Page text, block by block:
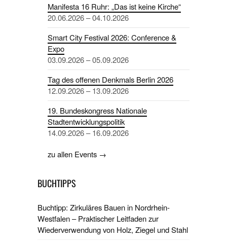
Manifesta 16 Ruhr: „Das ist keine Kirche“
20.06.2026 – 04.10.2026
Smart City Festival 2026: Conference &
Expo
03.09.2026 – 05.09.2026
Tag des offenen Denkmals Berlin 2026
12.09.2026 – 13.09.2026
19. Bundeskongress Nationale
Stadtentwicklungspolitik
14.09.2026 – 16.09.2026
zu allen Events →
BUCHTIPPS
Buchtipp: Zirkuläres Bauen in Nordrhein-
Westfalen – Praktischer Leitfaden zur
Wiederverwendung von Holz, Ziegel und Stahl